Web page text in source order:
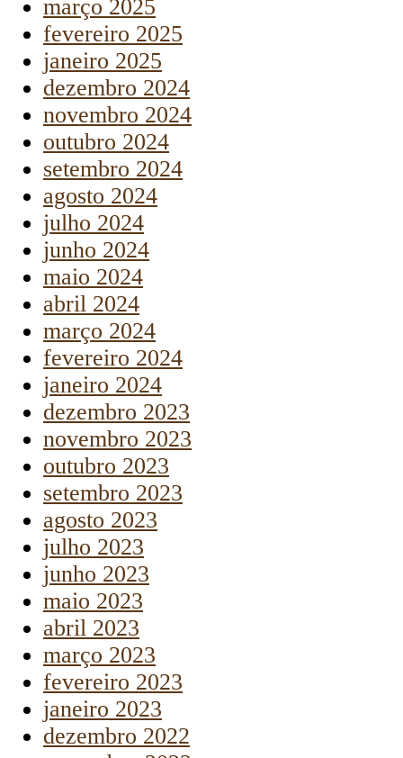
março 2025
fevereiro 2025
janeiro 2025
dezembro 2024
novembro 2024
outubro 2024
setembro 2024
agosto 2024
julho 2024
junho 2024
maio 2024
abril 2024
março 2024
fevereiro 2024
janeiro 2024
dezembro 2023
novembro 2023
outubro 2023
setembro 2023
agosto 2023
julho 2023
junho 2023
maio 2023
abril 2023
março 2023
fevereiro 2023
janeiro 2023
dezembro 2022